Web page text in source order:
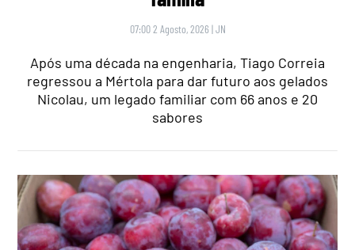
07:00 2 Agosto, 2026 |JN
Após uma década na engenharia, Tiago Correia
regressou a Mértola para dar futuro aos gelados
Nicolau, um legado familiar com 66 anos e 20
sabores